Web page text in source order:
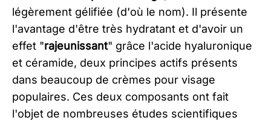
légèrement gélifiée (d'où le nom). Il présente
l'avantage d'être très hydratant et d'avoir un
effet "rajeunissant" grâce l'acide hyaluronique
et céramide, deux principes actifs présents
dans beaucoup de crèmes pour visage
populaires. Ces deux composants ont fait
l'objet de nombreuses études scientifiques